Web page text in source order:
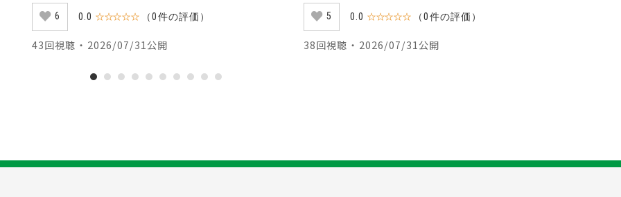
6 0.0 ☆☆☆☆☆ （0件の評価）
43回視聴 ・ 2026/07/31公開
5 0.0 ☆☆☆☆☆ （0件の評価）
38回視聴 ・ 2026/07/31公開